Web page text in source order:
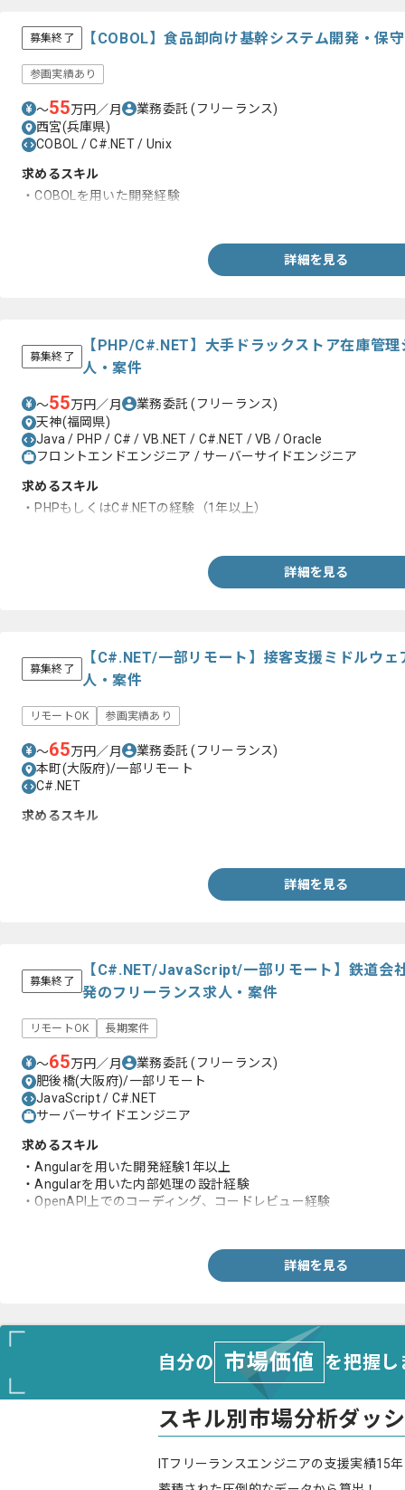
募集終了 【COBOL】食品卸向け基幹システム開発・保
参画実績あり
〜55万円／月 業務委託(フリーランス)
西宮(兵庫県)
COBOL / C#.NET / Unix
求めるスキル
・COBOLを用いた開発経験
詳細を見る
募集終了
【PHP/C#.NET】大手ドラックストア在庫管
人・案件
〜55万円／月 業務委託(フリーランス)
天神(福岡県)
Java / PHP / C# / VB.NET / C#.NET / VB / Oracle
フロントエンドエンジニア / サーバーサイドエンジニア
求めるスキル
・PHPもしくはC#.NETの経験（1年以上）
詳細を見る
募集終了
【C#.NET/一部リモート】接客支援ミドルウ
人・案件
リモートOK 参画実績あり
〜65万円／月 業務委託(フリーランス)
本町(大阪府)/一部リモート
C#.NET
求めるスキル
詳細を見る
募集終了
【C#.NET/JavaScript/一部リモート】鉄道会
発のフリーランス求人・案件
リモートOK 長期案件
〜65万円／月 業務委託(フリーランス)
肥後橋(大阪府)/一部リモート
JavaScript / C#.NET
サーバーサイドエンジニア
求めるスキル
・Angularを用いた開発経験1年以上
・Angularを用いた内部処理の設計経験
・OpenAPI上でのコーディング、コードレビュー経験
詳細を見る
自分の 市場価値 を把握
スキル別市場分析ダッ
ITフリーランスエンジニアの支援実績15